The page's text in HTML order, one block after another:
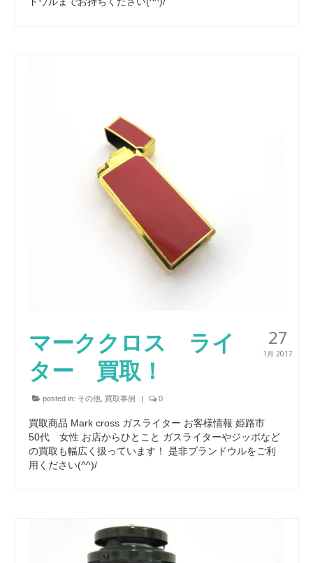
27
1月 2017
マーククロス ライ
ター 買取！
posted in: その他 買取事例 | 0
買取商品 Mark cross ガスライター お客様情報 姫路市
50代 女性 お店からひとこと ガスライターやジッポなど
の買取も幅広く扱っています！ 是非ブランドウルをご利
用ください(^^)/